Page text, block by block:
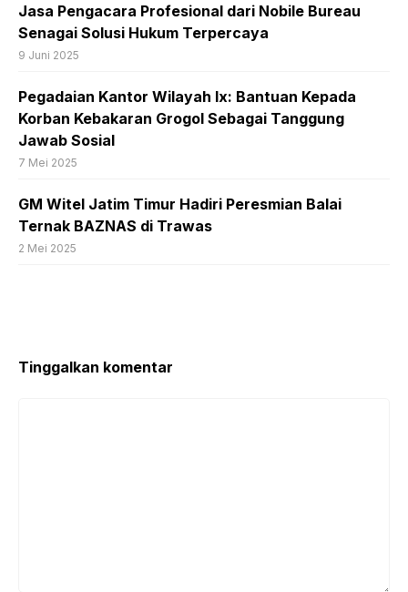
Jasa Pengacara Profesional dari Nobile Bureau
Senagai Solusi Hukum Terpercaya
9 Juni 2025
Pegadaian Kantor Wilayah Ix: Bantuan Kepada
Korban Kebakaran Grogol Sebagai Tanggung
Jawab Sosial
7 Mei 2025
GM Witel Jatim Timur Hadiri Peresmian Balai
Ternak BAZNAS di Trawas
2 Mei 2025
Tinggalkan komentar